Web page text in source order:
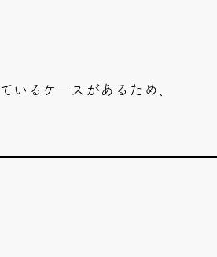
いるケースがあるため、